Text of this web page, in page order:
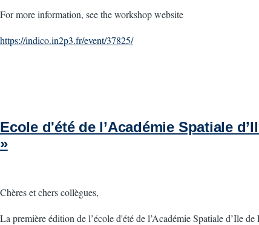
For more information, see the workshop website
https://indico.in2p3.fr/event/37825/
Ecole d'été de l’Académie Spatiale
»
Chères et chers collègues,
La première édition de l’école d'été de l’Académie Spatiale d’Ile